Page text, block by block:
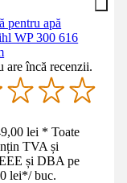
pentru apă
WP 300 616
are încă recenzii.
lei * Toate
TVA și
și DBA pe
lei*/ buc.